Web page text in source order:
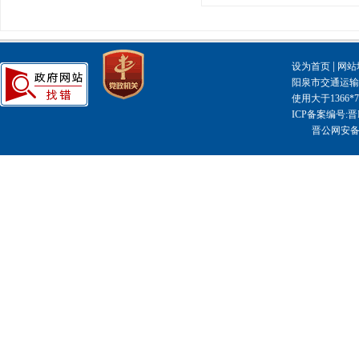
设为首页
网
阳泉市交通运
使用大于
ICP备案编号:晋
晋公网安